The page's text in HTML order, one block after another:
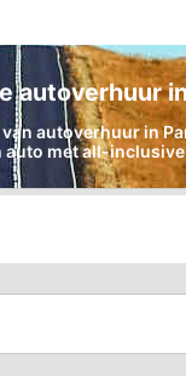
autoverhuur
autoverhuur in
auto met all-